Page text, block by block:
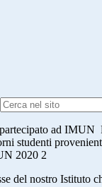
ad IMUN
studenti
del nostro